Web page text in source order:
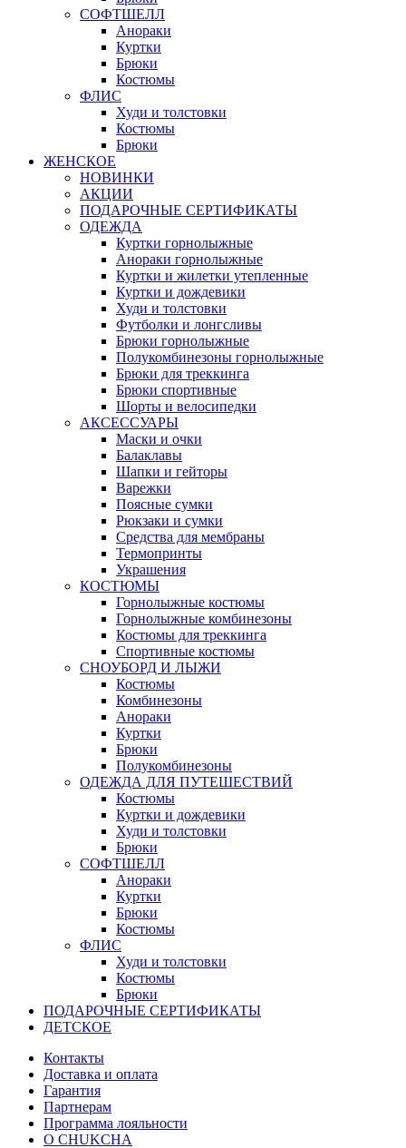
СОФТШЕЛЛ
Анораки
Куртки
Брюки
Костюмы
ФЛИС
Худи и толстовки
Костюмы
Брюки
ЖЕНСКОЕ
НОВИНКИ
АКЦИИ
ПОДАРОЧНЫЕ СЕРТИФИКАТЫ
ОДЕЖДА
Куртки горнолыжные
Анораки горнолыжные
Куртки и жилетки утепленные
Куртки и дождевики
Худи и толстовки
Футболки и лонгсливы
Брюки горнолыжные
Полукомбинезоны горнолыжные
Брюки для треккинга
Брюки спортивные
Шорты и велосипедки
АКСЕССУАРЫ
Маски и очки
Балаклавы
Шапки и гейторы
Варежки
Поясные сумки
Рюкзаки и сумки
Средства для мембраны
Термопринты
Украшения
КОСТЮМЫ
Горнолыжные костюмы
Горнолыжные комбинезоны
Костюмы для треккинга
Спортивные костюмы
СНОУБОРД И ЛЫЖИ
Костюмы
Комбинезоны
Анораки
Куртки
Брюки
Полукомбинезоны
ОДЕЖДА ДЛЯ ПУТЕШЕСТВИЙ
Костюмы
Куртки и дождевики
Худи и толстовки
Брюки
СОФТШЕЛЛ
Анораки
Куртки
Брюки
Костюмы
ФЛИС
Худи и толстовки
Костюмы
Брюки
ПОДАРОЧНЫЕ СЕРТИФИКАТЫ
ДЕТСКОЕ
Контакты
Доставка и оплата
Гарантия
Партнерам
Программа лояльности
О CHUKCHA